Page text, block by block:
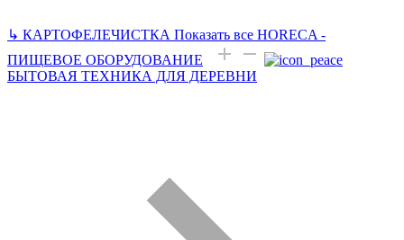
↳ КАРТОФЕЛЕЧИСТКА Показать все HORECA -
ПИЩЕВОЕ ОБОРУДОВАНИЕ
БЫТОВАЯ ТЕХНИКА ДЛЯ ДЕРЕВНИ